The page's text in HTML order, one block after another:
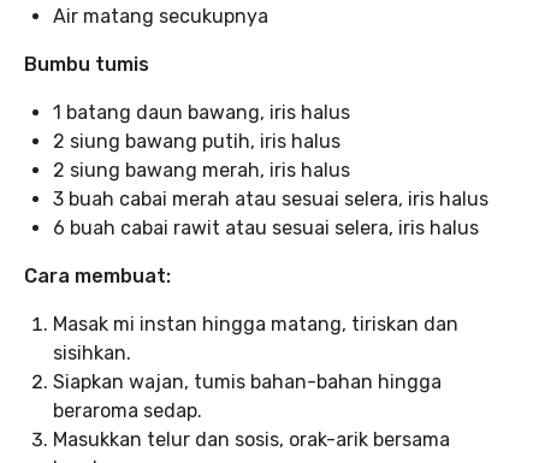
Air matang secukupnya
Bumbu tumis
1 batang daun bawang, iris halus
2 siung bawang putih, iris halus
2 siung bawang merah, iris halus
3 buah cabai merah atau sesuai selera, iris halus
6 buah cabai rawit atau sesuai selera, iris halus
Cara membuat:
Masak mi instan hingga matang, tiriskan dan
sisihkan.
Siapkan wajan, tumis bahan-bahan hingga
beraroma sedap.
Masukkan telur dan sosis, orak-arik bersama